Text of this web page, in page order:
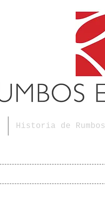
Historia de Rumbos